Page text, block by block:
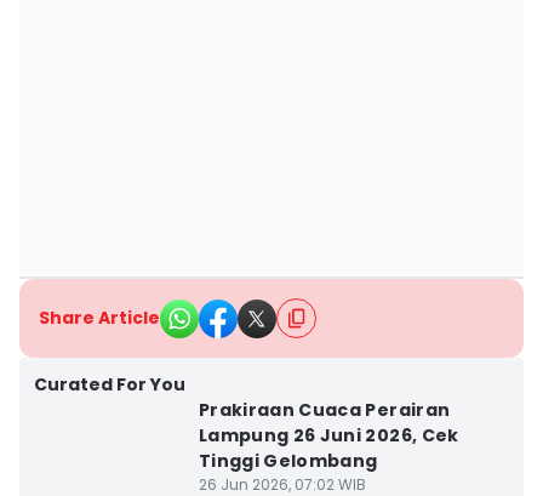
Share Article
Curated For You
Prakiraan Cuaca Perairan
Lampung 26 Juni 2026, Cek
Tinggi Gelombang
26 Jun 2026, 07:02 WIB